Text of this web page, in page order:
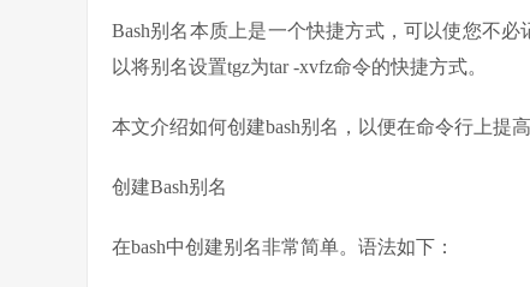
Bash别名本质上是一个快捷方式，可以使您不
以将别名设置tgz为tar -xvfz命令的快捷方式。
本文介绍如何创建bash别名，以便在命令行上提高
创建Bash别名
在bash中创建别名非常简单。语法如下：